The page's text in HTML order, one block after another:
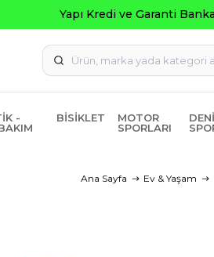
Peşin Fiyatına 6 Taksit
-
BISIKLET
MOTOR
SPORLARI
Ana Sayfa Ev & Yaşam